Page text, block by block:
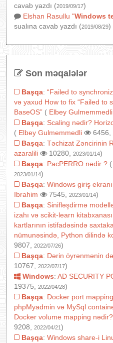
cavab yazdı (2019/09/17)
Elshan Rasullu "Windows
sualına cavab yazdı (2019/08/29)
Son məqalələr
Başqa: “Failed to
və yaxud How to fix “Failed to
BaseOS” ( Elbey Gulmemmedli
Başqa: Scaling nədir?
( Elbey Gulmemmedli 6456,
Başqa: Təchizat Zəncirinin
azaralili
10280, 2023/01/14)
Başqa: PacPERRO nədir ? (
2023/01/14)
Başqa: Windows giriş
Ibrahim
7545, 2023/01/14)
Başqa: Sinifləşdirmə
izahı və scikit-learn
kartlarının istifadəsində
nümunəsində, Python dilində
9807,
2022/07/26)
Başqa: Dərin öyrənmənin
10767,
2022/07/17)
Windows: AD SECURITY
19375,
2022/04/28)
Başqa: Docker port
phpMyadmin və MySql
Docker volume mapping nədir?
9208,
2022/04/21)
Başqa: Windows share-i